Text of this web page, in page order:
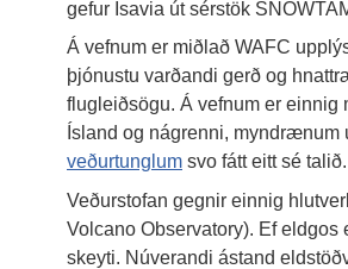
gefur Isavia út sérstök
Á vefnum er miðlað WAFC
þjónustu varðandi gerð og
flugleiðsögu. Á vefnum er einnig
Ísland og nágrenni,
veðurtunglum svo fátt eitt sé talið.
Veðurstofan gegnir einnig
Volcano Observatory). Ef
skeyti. Núverandi ástand